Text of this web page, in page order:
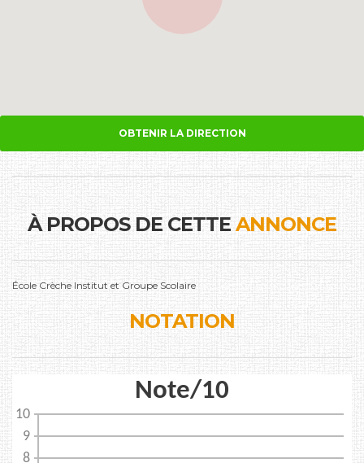
OBTENIR LA DIRECTION
À PROPOS DE CETTEANNONCE
École Crèche Institut et Groupe Scolaire
NOTATION